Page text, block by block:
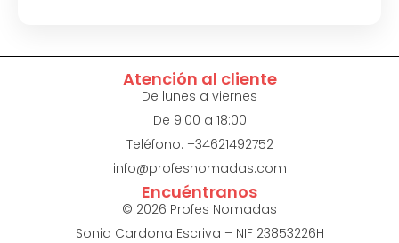
Atención al cliente
De lunes a viernes
De 9:00 a 18:00
Teléfono: +34621492752
info@profesnomadas.com
Encuéntranos
© 2026 Profes Nomadas
Sonia Cardona Escriva – NIF 23853226H